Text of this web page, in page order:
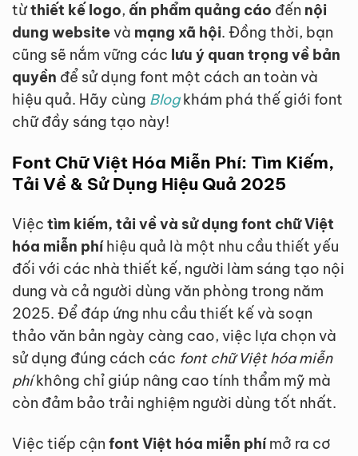
từthiết kế logo, ấn phẩm quảng cáo đến nội
dung websitevà mạng xã hội. Đồng thời, bạn
cũng sẽ nắm vững các lưu ý quan trọng về bản
quyền để sử dụng font một cách an toàn và
hiệu quả. Hãy cùng Blogkhám phá thế giới font
chữ đầy sáng tạo này!
Font Chữ Việt Hóa Miễn Phí: Tìm Kiếm,
Tải Về & Sử Dụng Hiệu Quả 2025
Việc tìm kiếm, tải về và sử dụng font chữ Việt
hóa miễn phíhiệu quả là một nhu cầu thiết yếu
đối với các nhà thiết kế, người làm sáng tạo nội
dung và cả người dùng văn phòng trong năm
2025. Để đáp ứng nhu cầu thiết kế và soạn
thảo văn bản ngày càng cao, việc lựa chọn và
sử dụng đúng cách các font chữ Việt hóa miễn
phíkhông chỉ giúp nâng cao tính thẩm mỹ mà
còn đảm bảo trải nghiệm người dùng tốt nhất.
Việc tiếp cận font Việt hóa miễn phímở ra cơ